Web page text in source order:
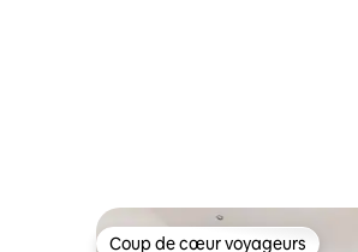
Coup de cœur voyageurs